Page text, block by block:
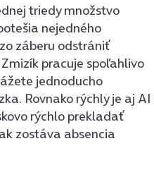
triedy množstvo
nejedného
záberu odstrániť
pracuje spoľahlivo
jednoducho
Rovnako rýchly je aj AI
rýchlo prekladať
zostáva absencia